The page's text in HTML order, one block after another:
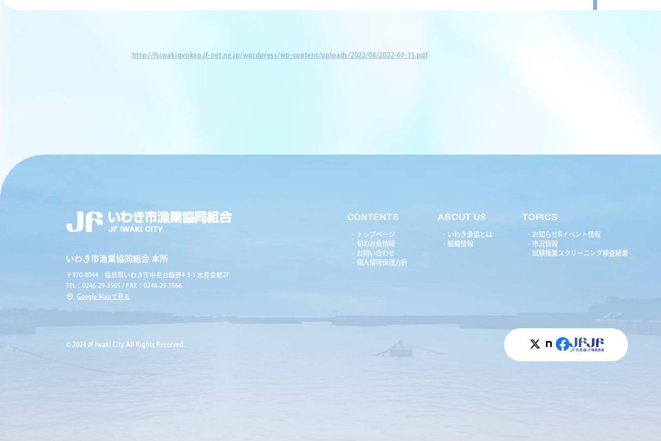
http://fsiwakigyokyo.jf-net.ne.jp/wordpress/wp-content/uploads/2022/08/2022-07-15.pdf
いわき市漁業協同組合 本所
〒970-8044 福島県いわき市中央台飯野4-3-1 水産会館2F
TEL：0246-29-3565 / FAX：0246-29-3566
Google Mapで見る
CONTENTS
トップページ
旬のお魚情報
お問い合わせ
個人情報保護方針
ABOUT US
いわき漁協とは
組織情報
TOPICS
お知らせ&イベント情報
市況情報
試験操業スクリーニング検査結果
© 2024 JF Iwaki City All Rights Reserved.